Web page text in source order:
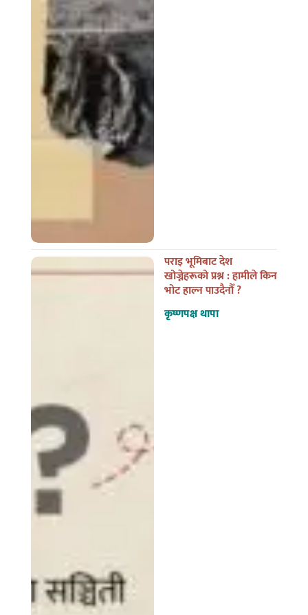
पराइ भूमिबाट देश
खोज्नेहरूको प्रश्न : हामीले किन
भोट हाल्न पाउदैनौँ ?
कृष्णपक्ष थापा